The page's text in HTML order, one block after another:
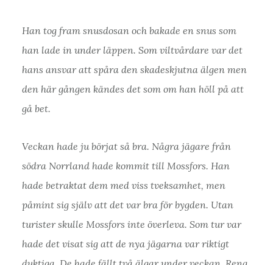
Han tog fram snusdosan och bakade en snus som
han lade in under läppen. Som viltvårdare var det
hans ansvar att spåra den skadeskjutna älgen men
den här gången kändes det som om han höll på att
gå bet.
Veckan hade ju börjat så bra. Några jägare från
södra Norrland hade kommit till Mossfors. Han
hade betraktat dem med viss tveksamhet, men
påmint sig själv att det var bra för bygden. Utan
turister skulle Mossfors inte överleva. Som tur var
hade det visat sig att de nya jägarna var riktigt